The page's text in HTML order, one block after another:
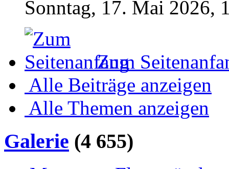
Sonntag, 17. Mai 2026,
Zum
Alle Beiträge anzeigen
Alle Themen anzeigen
Galerie (4 655)